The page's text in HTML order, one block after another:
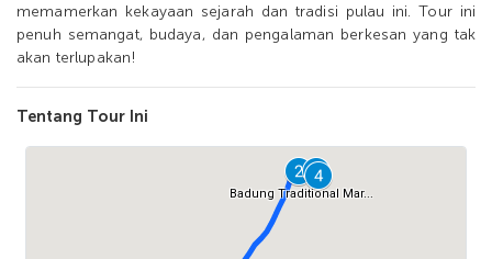
memamerkan kekayaan sejarah dan tradisi pulau ini. Tour ini
penuh semangat, budaya, dan pengalaman berkesan yang tak
akan terlupakan!
Tentang Tour Ini